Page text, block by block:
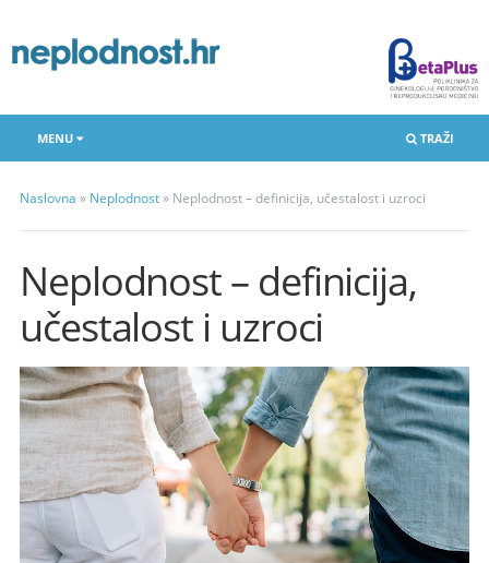
TRAŽI
MENU
Naslovna » Neplodnost» Neplodnost – definicija, učestalost i uzroci
Neplodnost – definicija,
učestalost i uzroci